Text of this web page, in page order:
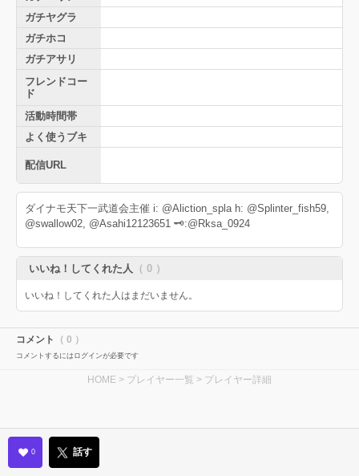
ガチヤグラ
ガチホコ
ガチアサリ
フレンドコー
ド
活動時間帯
よく使うブキ
配信URL
ダイナモ天下一武道会主催 i: @Aliction_spla h: @Splinter_fish59,
@swallow02, @Asahi12123651 🗝:@Rksa_0924
いいね！してくれた人 （ 0 ）
いいね！してくれた人はまだいません。
コメント （ 0 ）
コメントするにはログインが必要です
HOME > プレイヤー一覧 > プレイヤー詳細
0 話す